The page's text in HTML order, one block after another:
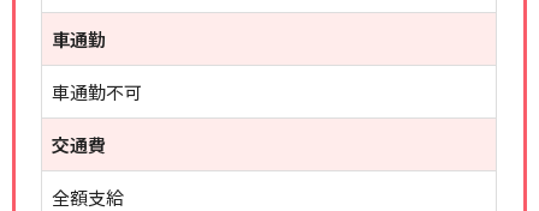
車通勤
車通勤不可
交通費
全額支給